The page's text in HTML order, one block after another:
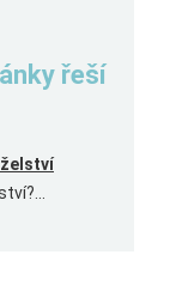
řeší